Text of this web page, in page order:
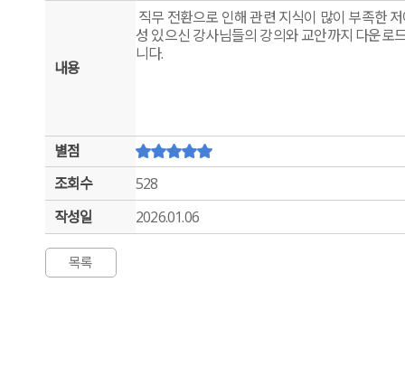
내용
직무 전환으로 인해 관련 지식이 많이 부족한
성 있으신 강사님들의 강의와 교안까지 다운로
니다.
별점
조회수
528
작성일
2026.01.06